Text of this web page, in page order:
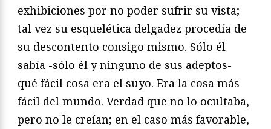
exhibiciones por no poder sufrir su vista;
tal vez su esquelética delgadez procedía de
su descontento consigo mismo. Sólo él
sabía -sólo él y ninguno de sus adeptos-
qué fácil cosa era el suyo. Era la cosa más
fácil del mundo. Verdad que no lo ocultaba,
pero no le creían; en el caso más favorable,